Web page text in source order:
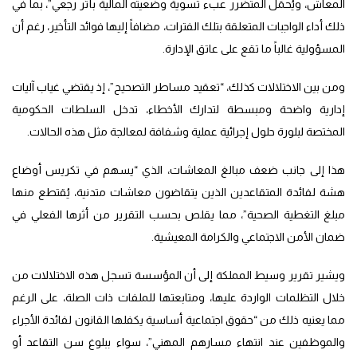
المعاش، ويُحمِّل المتضرر عبء تسوية وضعيته المالية بأثر رجعي”، بما في
ذلك أداء الواجبات المتعلقة بتلك الفترات، مضافاً إليها فوائد التأخير، رغم أن
المسؤولية غالباً ما تقع على عاتق الإدارة.
ومن بين الاختلالات كذلك، “تعقيد مساطر التصحيح”، إذ يقتضي غياب آليات
إدارية واضحة ومبسطة لتدارك الأخطاء، تدخل السلطات الحكومية
المختصة لبلورة حلول إجرائية عملية وشفافة لمعالجة مثل هذه الحالات.
هذا إلى جانب ضعف مبالغ المعاشات، الذي “يسهم في تكريس أوضاع
هشة لفائدة المتقاعدين الذين يتقاضون معاشات متدنية، يُقتطع منها
مبلغ التغطية الصحية”، مما يقلص بحسب التقرير من أثرها الفعلي في
ضمان الأمن الاجتماعي والكرامة المعيشية.
ويشير تقرير وسيط المملكة إلى أن المؤسسة تسجل هذه الاختلالات من
خلال التظلمات الواردة عليها، ومتابعتها للملفات ذات الصلة، على الرغم
مما يعنيه ذلك من “حقوق اجتماعية أساسية يكفلها القانون لفائدة الأجراء
والموظفين عند انتهاء مسارهم المهني”، سواء ببلوغ سن التقاعد أو